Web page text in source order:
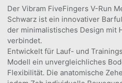
Der Vibram FiveFingers V-Run
Schwarz ist ein innovativer
der minimalistisches Design mit
verbindet.
Entwickelt für Lauf- und
Modell ein unvergleichliches
Flexibilität. Die anatomische